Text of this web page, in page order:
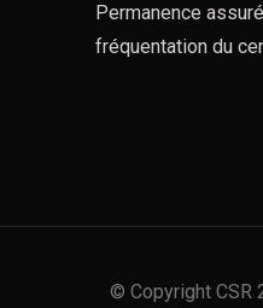
Permanence
fréquentation du
© Copyright CSR